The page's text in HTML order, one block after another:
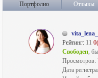
Портфолио Отзывы
Рейтинг: 11
Свободен,
Просмотров:
Дата